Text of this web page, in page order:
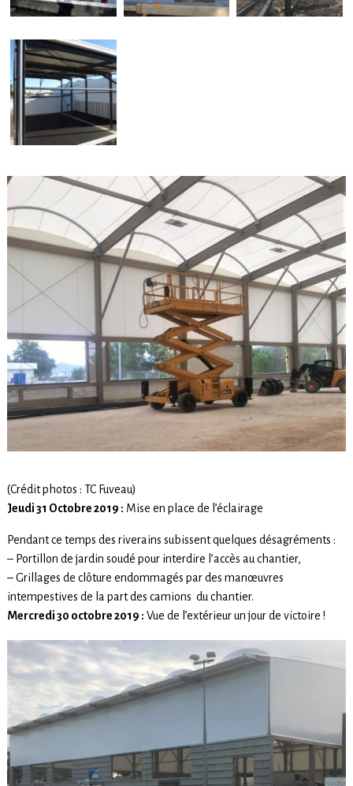
(Crédit photos : TC Fuveau)
Jeudi 31 Octobre 2019 : Mise en place de l’éclairage
Pendant ce temps des riverains subissent quelques désagréments :
– Portillon de jardin soudé pour interdire l’accès au chantier,
– Grillages de clôture endommagés par des manœuvres
intempestives de la part des camions du chantier.
Mercredi 30 octobre 2019 : Vue de l’extérieur un jour de victoire !